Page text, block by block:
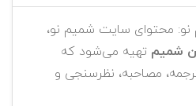
نو: محتوای سایت شمیم نو،
شمیم تهیه می‌شود که
مصاحبه، نظرسنجی و